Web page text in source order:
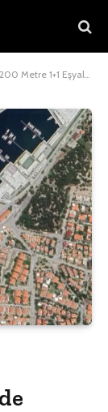
Sezonluk Kiralık Ev🌊